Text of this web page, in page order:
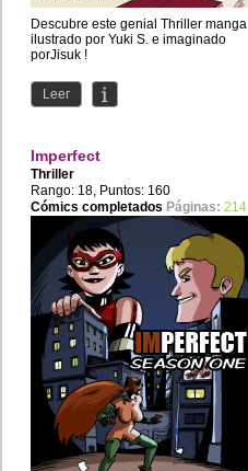
Descubre este genial Thriller manga
ilustrado por Yuki S. e imaginado
porJisuk !
Leer
Imperfect
Thriller
Rango: 18, Puntos: 160
Cómics completados Páginas: 214